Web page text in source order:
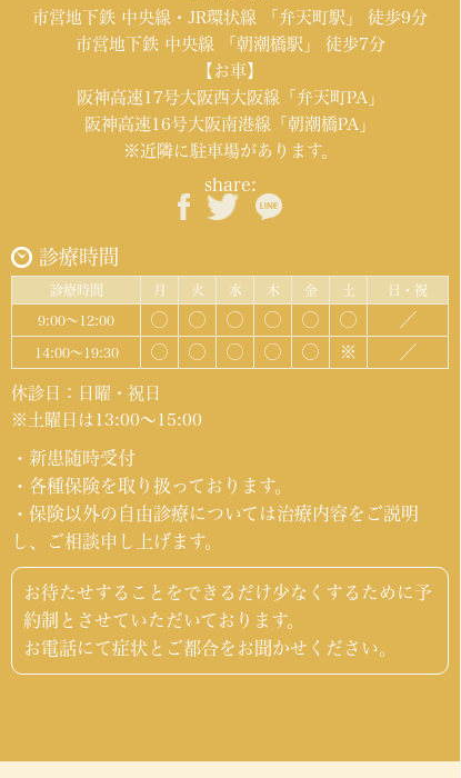
市営地下鉄 中央線・JR環状線 「弁天町駅」 徒歩9分
市営地下鉄 中央線 「朝潮橋駅」 徒歩7分
【お車】
阪神高速17号大阪西大阪線「弁天町PA」
阪神高速16号大阪南港線「朝潮橋PA」
※近隣に駐車場があります。
share:
診療時間
診療時間 月 火 水 木 金 土 日・祝
9:00～12:00 ◯ ◯ ◯ ◯ ◯ ◯ ／
14:00～19:30 ◯ ◯ ◯ ◯ ◯ ※ ／
休診日：日曜・祝日
※土曜日は13:00～15:00
・新患随時受付
・各種保険を取り扱っております。
・保険以外の自由診療については治療内容をご説明
し、ご相談申し上げます。
お待たせすることをできるだけ少なくするために予
約制とさせていただいております。
お電話にて症状とご都合をお聞かせください。